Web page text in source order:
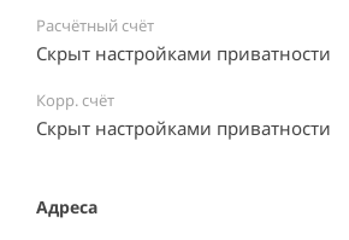
Расчётный счёт
Скрыт настройками приватности
Корр. счёт
Скрыт настройками приватности
Адреса